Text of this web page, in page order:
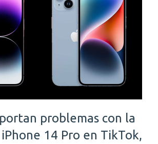
problemas con la
14 Pro en TikTok,